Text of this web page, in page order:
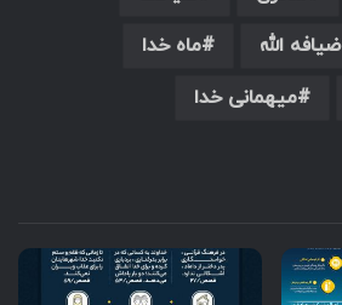
ضیافه الله
ماه خدا
میهمانی خدا